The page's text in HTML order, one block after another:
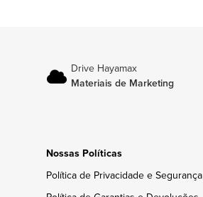
Drive Hayamax
Materiais de Marketing
Nossas Políticas
Política de Privacidade e Segurança